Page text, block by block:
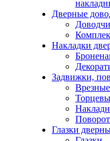
Дверные
Накладки
Задвижки,
Глазки